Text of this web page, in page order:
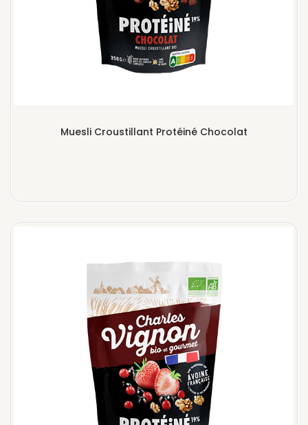
Muesli Croustillant Protéiné Chocolat